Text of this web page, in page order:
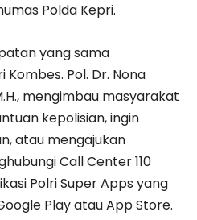
Polda Kepri.
yang sama
Kombes. Pol. Dr. Nona
mengimbau masyarakat
kepolisian, ingin
atau mengajukan
Call Center 110
Polri Super Apps yang
Play atau App Store.